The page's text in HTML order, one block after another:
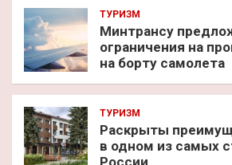
ТУРИЗМ
Минтрансу
ограничения на
на борту самолета
ТУРИЗМ
Раскрыты
в одном из самых